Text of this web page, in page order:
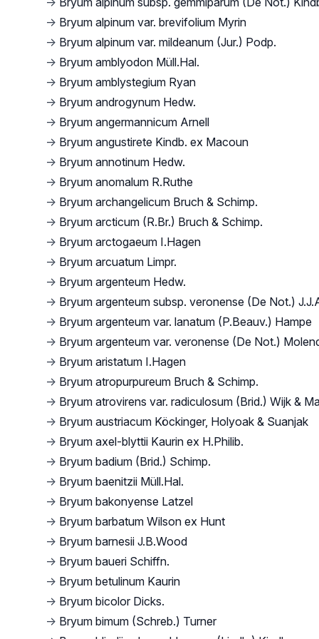
→ Bryum alpinum var. brevifolium Myrin
→ Bryum alpinum var. mildeanum (Jur.) Podp.
→ Bryum amblyodon Müll.Hal.
→ Bryum amblystegium Ryan
→ Bryum androgynum Hedw.
→ Bryum angermannicum Arnell
→ Bryum angustirete Kindb. ex Macoun
→ Bryum annotinum Hedw.
→ Bryum anomalum R.Ruthe
→ Bryum archangelicum Bruch & Schimp.
→ Bryum arcticum (R.Br.) Bruch & Schimp.
→ Bryum arctogaeum I.Hagen
→ Bryum arcuatum Limpr.
→ Bryum argenteum Hedw.
→ Bryum argenteum subsp. veronense (De Not.)
→ Bryum argenteum var. lanatum (P.Beauv.) Hampe
→ Bryum argenteum var. veronense (De Not.)
→ Bryum aristatum I.Hagen
→ Bryum atropurpureum Bruch & Schimp.
→ Bryum atrovirens var. radiculosum (Brid.) Wijk &
→ Bryum austriacum Köckinger, Holyoak & Suanjak
→ Bryum axel-blyttii Kaurin ex H.Philib.
→ Bryum badium (Brid.) Schimp.
→ Bryum baenitzii Müll.Hal.
→ Bryum bakonyense Latzel
→ Bryum barbatum Wilson ex Hunt
→ Bryum barnesii J.B.Wood
→ Bryum baueri Schiffn.
→ Bryum betulinum Kaurin
→ Bryum bicolor Dicks.
→ Bryum bimum (Schreb.) Turner